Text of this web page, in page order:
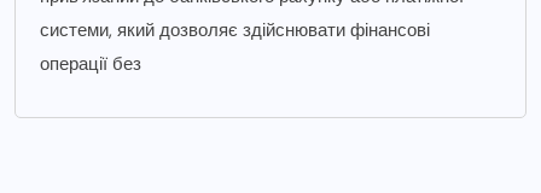
системи, який дозволяє здійснювати фінансові
операції без